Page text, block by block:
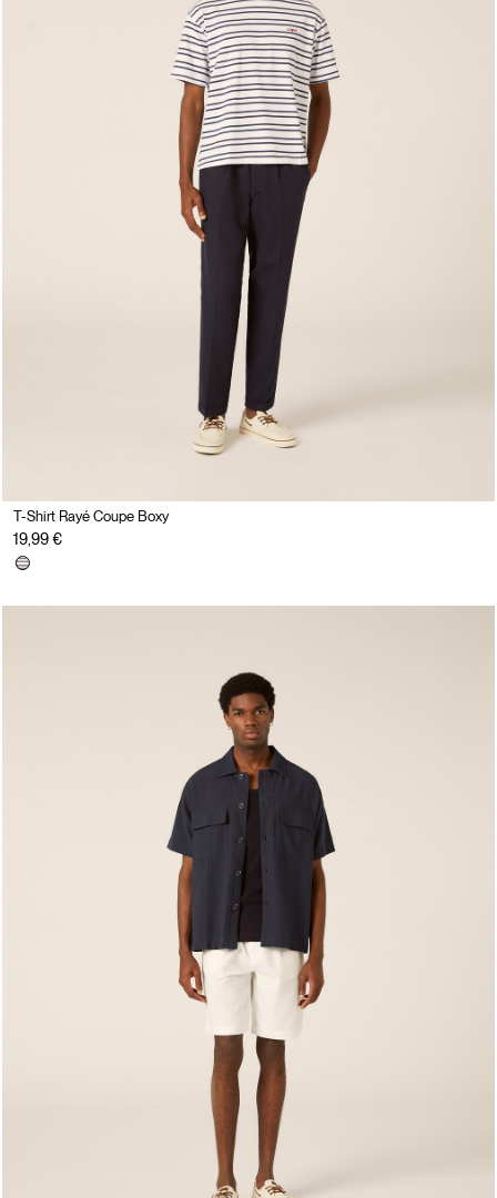
T-Shirt Rayé Coupe Boxy
19,99 €